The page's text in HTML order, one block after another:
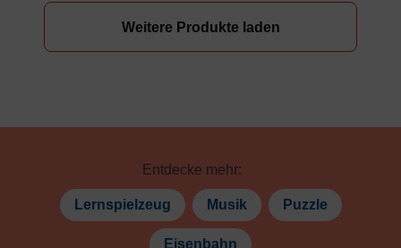
Weitere Produkte laden
Entdecke mehr:
Lernspielzeug Musik Puzzle
Eisenbahn